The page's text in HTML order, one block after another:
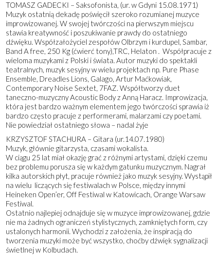
TOMASZ GADECKI – Saksofonista, (ur. w Gdyni 15.08.1971)
Muzyk ostatnią dekadę poświęcił szeroko rozumianej muzyce
improwizowanej. W swojej twórczości na pierwszym miejscu
stawia kreatywność i poszukiwanie prawdy do ostatniego
dźwięku. Współzałożyciel zespołów Olbrzym i kurdupel, Sambar,
Band A free, 250 Kg (ćwierć tony),TRC, Helaton . Współpracuje z
wieloma muzykami z Polski i świata. Autor muzyki do spektakli
teatralnych, muzyk sesyjny w wielu projektach np. Pure Phase
Ensemble, Dreadles Lions, Galago, Artur Maćkowiak,
Contemporary Noise Sextet, 7FAZ. Współtworzy duet
taneczno-muzyczny Acoustic Body z Anną Haracz. Improwizacja,
która jest bardzo ważnym elementem jego twórczości sprawia iż
bardzo często pracuje z performerami, malarzami czy poetami.
Nie powiedział ostatniego słowa – nadal żyje
KRZYSZTOF STACHURA – Gitara (ur.14.07.1980)
Muzyk, głównie gitarzysta, czasami wokalista.
W ciągu 25 lat miał okazję grać z różnymi artystami, dzięki czemu
bez problemu porusza się w każdym gatunku muzycznym. Nagrał
kilka autorskich płyt, pracuje również jako muzyk sesyjny. Wystąpił
na wielu liczących się festiwalach w Polsce, między innymi
Heineken Open’er, Off Festiwal w Katowicach, Orange Warsaw
Festiwal.
Ostatnio najlepiej odnajduje się w muzyce improwizowanej, gdzie
nie ma żadnych ograniczeń stylistycznych, zamkniętych form, czy
ustalonych harmonii. Wychodzi z założenia, że inspiracją do
tworzenia muzyki może być wszystko, choćby dźwięk sygnalizacji
świetlnej w Kolbudach.